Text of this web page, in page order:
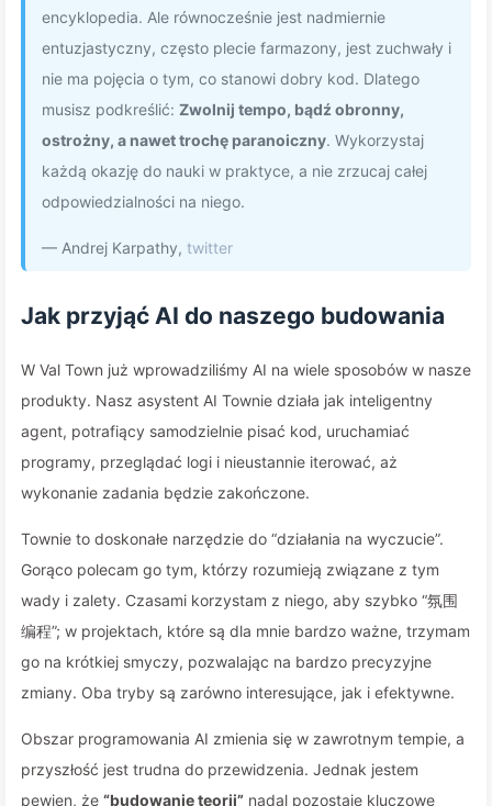
encyklopedia. Ale równocześnie jest nadmiernie
entuzjastyczny, często plecie farmazony, jest zuchwały i
nie ma pojęcia o tym, co stanowi dobry kod. Dlatego
musisz podkreślić: Zwolnij tempo, bądź obronny,
ostrożny, a nawet trochę paranoiczny. Wykorzystaj
każdą okazję do nauki w praktyce, a nie zrzucaj całej
odpowiedzialności na niego.
— Andrej Karpathy, twitter
Jak przyjąć AI do naszego budowania
W Val Town już wprowadziliśmy AI na wiele sposobów w nasze
produkty. Nasz asystent AI Townie działa jak inteligentny
agent, potrafiący samodzielnie pisać kod, uruchamiać
programy, przeglądać logi i nieustannie iterować, aż
wykonanie zadania będzie zakończone.
Townie to doskonałe narzędzie do “działania na wyczucie”.
Gorąco polecam go tym, którzy rozumieją związane z tym
wady i zalety. Czasami korzystam z niego, aby szybko “氛围
编程”; w projektach, które są dla mnie bardzo ważne, trzymam
go na krótkiej smyczy, pozwalając na bardzo precyzyjne
zmiany. Oba tryby są zarówno interesujące, jak i efektywne.
Obszar programowania AI zmienia się w zawrotnym tempie, a
przyszłość jest trudna do przewidzenia. Jednak jestem
pewien, że “budowanie teorii” nadal pozostaje kluczowe